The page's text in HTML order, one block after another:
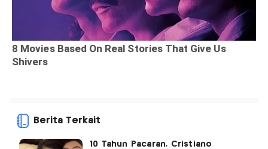
Berita Terkait
10 Tahun Pacaran, Cristiano